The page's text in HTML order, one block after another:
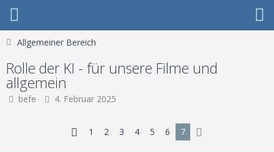
Allgemeiner Bereich
Rolle der KI - für unsere Filme und
allgemein
befe 4. Februar 2025
1 2 3 4 5 6 7